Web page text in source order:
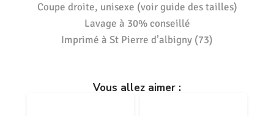
Coupe droite, unisexe (voir guide des tailles)
Lavage à 30% conseillé
Imprimé à St Pierre d’albigny (73)
Vous allez aimer :